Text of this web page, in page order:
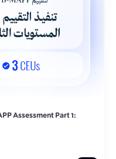
Assessment Part 1: